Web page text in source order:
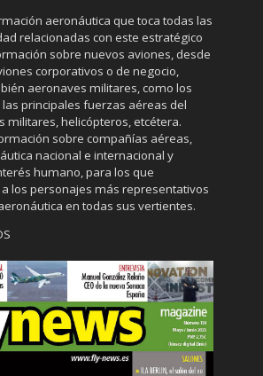
aeronáutica que toca todas las
relacionadas con este estratégico
sobre nuevos aviones, desde
corporativos o de negocio,
aeronaves militares, como los
principales fuerzas aéreas del
militares, helicópteros, etcétera.
sobre compañías aéreas,
nacional e internacional y
humano, para los que
los personajes más representativos
en todas sus vertientes.